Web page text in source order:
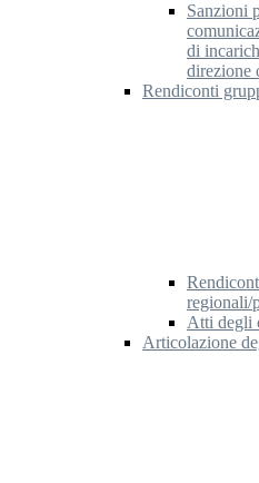
Sanzioni
di
direzione
Rendiconti
regionali/
Atti degli
Articolazione